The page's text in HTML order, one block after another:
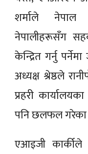
शर्माले नेपाल
नेपालीहरूसँग
केन्द्रित गर्नु
अध्यक्ष श्रेष्ठले
प्रहरी
पनि छलफल
एआइजी कार्कीले